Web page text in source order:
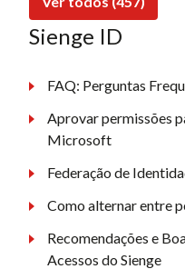
Sienge ID
FAQ: Perguntas
Aprovar permissões
Microsoft
Federação de
Como alternar entre
Recomendações e
Acessos do Sienge